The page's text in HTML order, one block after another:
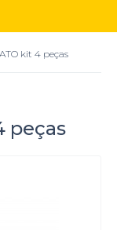
kit 4 peças
peças